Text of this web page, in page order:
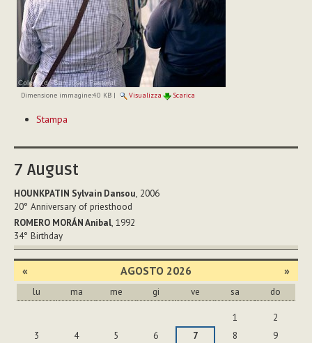
Dimensione immagine:40 KB| Visualizza Scarica
sul
Stampa
7 August
HOUNKPATIN Sylvain Dansou, 2006
20° Anniversary of priesthood
ROMERO MORÁN Anibal, 1992
34° Birthday
« AGOSTO 2026 »
lu ma me gi ve sa do
1
2
3
4 5 6 7 8
9